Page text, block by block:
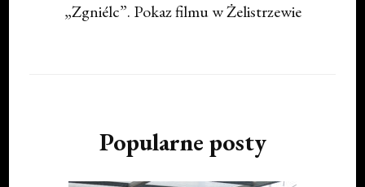
„Zgniélc”. Pokaz filmu w Żelistrzewie
Popularne posty